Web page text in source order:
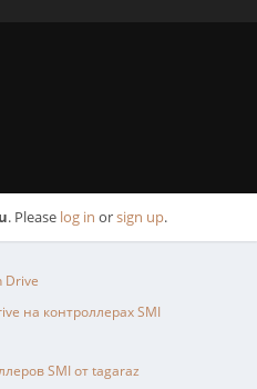
. Please log in orsign up.
Drive
на контроллерах SMI
SMI от tagaraz